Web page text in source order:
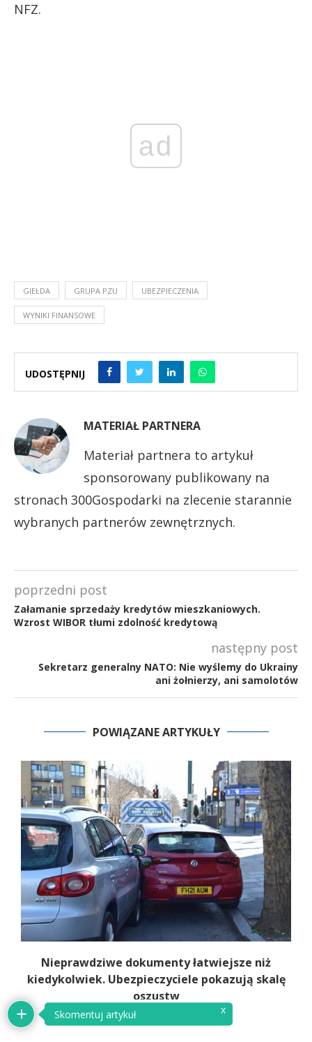
NFZ.
ad
GIEŁDA GRUPA PZU UBEZPIECZENIA
WYNIKI FINANSOWE
UDOSTĘPNIJ
MATERIAŁ PARTNERA
Materiał partnera to artykuł
sponsorowany publikowany na
stronach 300Gospodarki na zlecenie starannie
wybranych partnerów zewnętrznych.
poprzedni post
Załamanie sprzedaży kredytów mieszkaniowych.
Wzrost WIBOR tłumi zdolność kredytową
następny post
Sekretarz generalny NATO: Nie wyślemy do Ukrainy
ani żołnierzy, ani samolotów
POWIĄZANE ARTYKUŁY
Nieprawdziwe dokumenty łatwiejsze niż
kiedykolwiek. Ubezpieczyciele pokazują skalę
oszustw